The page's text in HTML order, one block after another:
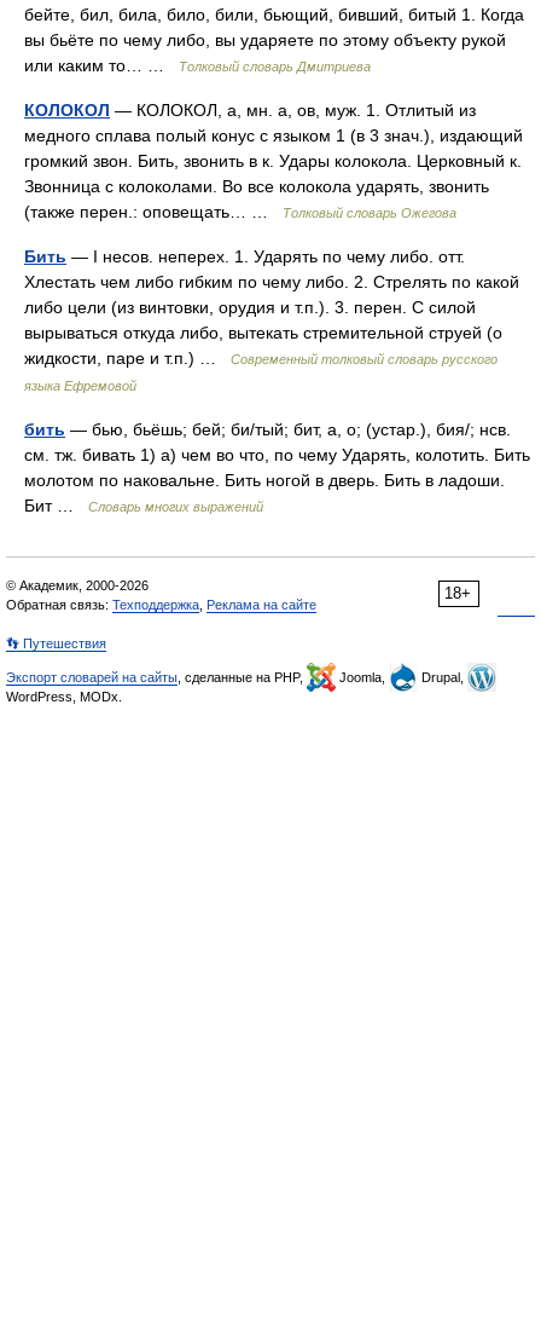
бейте, бил, била, било, били, бьющий, бивший, битый 1. Когда
вы бьёте по чему либо, вы ударяете по этому объекту рукой
или каким то… …
Толковый словарь Дмитриева
КОЛОКОЛ — КОЛОКОЛ, а, мн. а, ов, муж. 1. Отлитый из
медного сплава полый конус с языком 1 (в 3 знач.), издающий
громкий звон. Бить, звонить в к. Удары колокола. Церковный к.
Звонница с колоколами. Во все колокола ударять, звонить
(также перен.: оповещать… …
Толковый словарь Ожегова
Бить — I несов. неперех. 1. Ударять по чему либо. отт.
Хлестать чем либо гибким по чему либо. 2. Стрелять по какой
либо цели (из винтовки, орудия и т.п.). 3. перен. С силой
вырываться откуда либо, вытекать стремительной струей (о
жидкости, паре и т.п.) …
Современный толковый словарь русского
языка Ефремовой
бить — бью, бьёшь; бей; би/тый; бит, а, о; (устар.), бия/; нсв.
см. тж. бивать 1) а) чем во что, по чему Ударять, колотить. Бить
молотом по наковальне. Бить ногой в дверь. Бить в ладоши.
Бит …
Словарь многих выражений
18+
© Академик, 2000-2026
Обратная связь: Техподдержка Реклама на сайте
👣 Путешествия
Экспорт словарей на сайты , сделанные на PHP, Joomla,
Drupal,
WordPress, MODx.